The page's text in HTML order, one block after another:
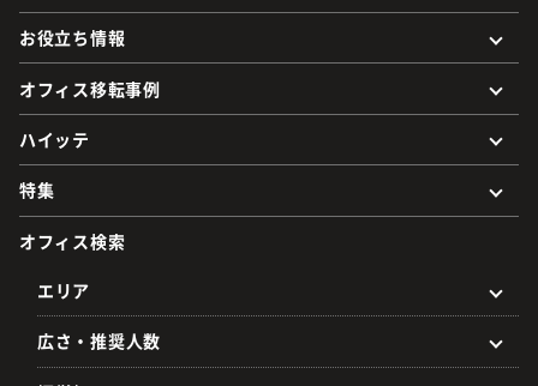
お役立ち情報
オフィス移転事例
ハイッテ
特集
オフィス検索
エリア
広さ・推奨人数